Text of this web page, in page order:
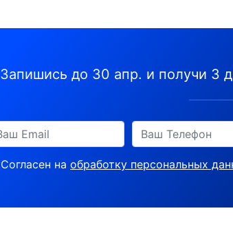
Запишись до 30 апр. и получи 3
Согласен на обработку персональных